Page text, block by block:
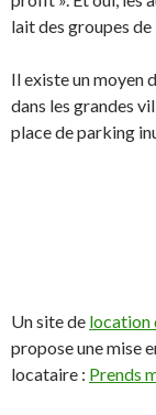
lait des groupes de
Il existe un moyen
dans les grandes
place de parking
Un site de location
propose une mise
locataire : Prends